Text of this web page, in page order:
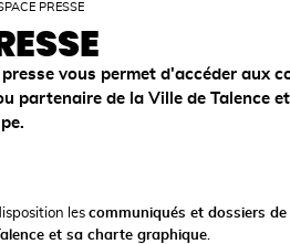
PRESSE
vous permet d'accéder aux
partenaire de la Ville de Talence
lescommuniqués et dossiers
et sa charte graphique.